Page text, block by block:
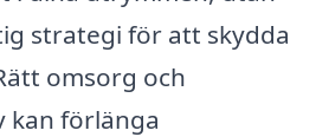
strategi för att skydda
omsorg och
kan förlänga